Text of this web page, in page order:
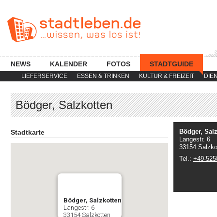
LIEFERSERVICE ESSEN & TRINKEN KULTUR & FREIZEIT
NEWS KALENDER FOTOS STADTGUIDE
Bödger, Salzkotten
Stadtkarte
Bödger, Salzkotten
Langestr. 6
33154 Salzkotten
Bödger,
Langestr. 6
33154
Tel.: +49-